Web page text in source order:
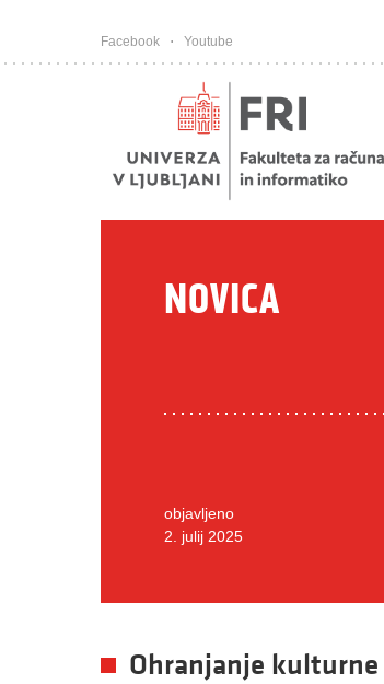
Facebook Youtube
NOVICA
objavljeno
2. julij 2025
Ohranjanje